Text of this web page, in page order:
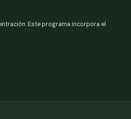
Este programa incorpora el